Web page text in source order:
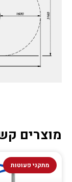
מוצרים
מתקני פעוטות